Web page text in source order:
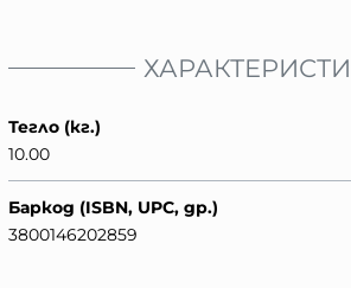
Тегло (кг.)
10.00
Баркод (ISBN, UPC, др.)
3800146202859